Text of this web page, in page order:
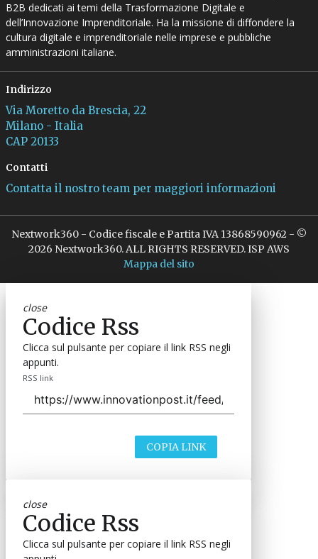
B2B dedicati ai temi della Trasformazione Digitale e
dell’Innovazione Imprenditoriale. Ha la missione di diffondere la
cultura digitale e imprenditoriale nelle imprese e pubbliche
amministrazioni italiane.
Indirizzo
Via Moretto da Brescia, 22
Milano - Italia
CAP 20133
Contatti
Contatta il nostro team per maggiori informazioni
Nextwork360 - Codice fiscale e Partita IVA 13868590962 - ©
2026 Nextwork360. ALL RIGHTS RESERVED. ISP AWS
Mappa del sito
close
Codice Rss
Clicca sul pulsante per copiare il link RSS negli
appunti.
RSS link
COPIA LINK
close
Codice Rss
Clicca sul pulsante per copiare il link RSS negli